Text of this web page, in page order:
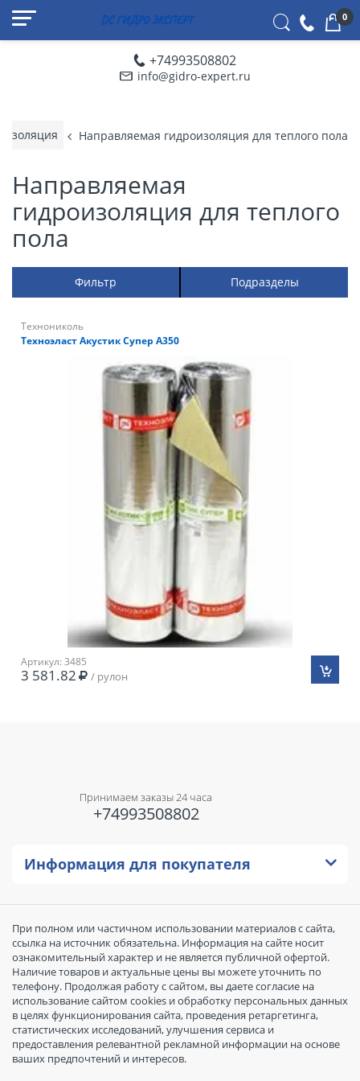
+74993508802
info@gidro-expert.ru
0
Направляемая гидроизоляция для теплого пола
Направляемая
гидроизоляция для теплого
пола
Фильтр Подразделы
Технониколь
Техноэласт Акустик Супер А350
Артикул: 3485
3 581.82 / рулон
Принимаем заказы 24 часа
+74993508802
Информация для покупателя
При полном или частичном использовании материалов с сайта,
ссылка на источник обязательна. Информация на сайте носит
ознакомительный характер и не является публичной офертой.
Наличие товаров и актуальные цены вы можете уточнить по
телефону. Продолжая работу с сайтом, вы даете согласие на
использование сайтом cookies и обработку персональных данных
в целях функционирования сайта, проведения ретаргетинга,
статистических исследований, улучшения сервиса и
предоставления релевантной рекламной информации на основе
ваших предпочтений и интересов.